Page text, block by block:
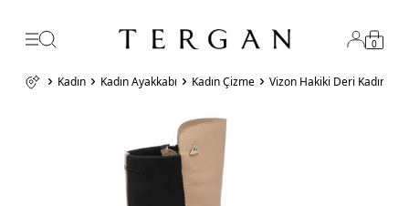
0
Kadın Kadın Ayakkabı Kadın Çizme Vizon Hakiki Deri Kadın